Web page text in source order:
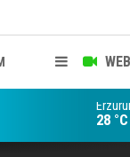
28 °C